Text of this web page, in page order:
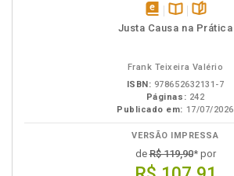
disponívelDisponível
páginas
Justa Causa na Prática
Frank Teixeira Valério
ISBN: 978652632131-7
Páginas: 242
Publicado em: 17/07/2026
VERSÃO IMPRESSA
deR$ 119,90* por